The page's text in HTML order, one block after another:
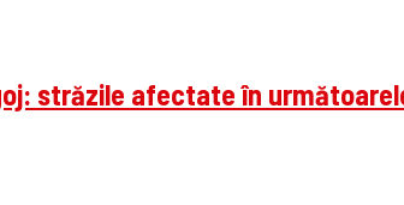
străzile afectate în